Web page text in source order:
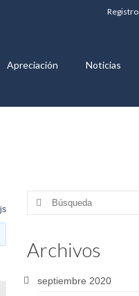
Registro
Apreciación Noticias
Buscar
Archivos
septiembre 2020